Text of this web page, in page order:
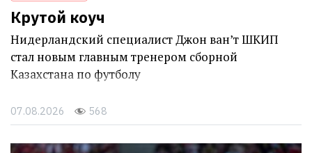
Крутой коуч
Нидерландский специалист Джон ван’т ШКИП
стал новым главным тренером сборной
Казахстана по футболу
07.08.2026 568